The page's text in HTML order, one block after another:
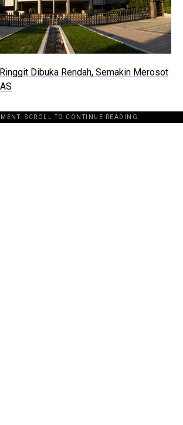
Dibuka Rendah, Semakin Merosot
SCROLL TO CONTINUE READING.